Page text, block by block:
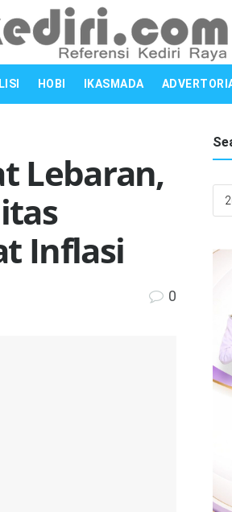
HOBI IKASMADA
Lebaran,
Inflasi
0